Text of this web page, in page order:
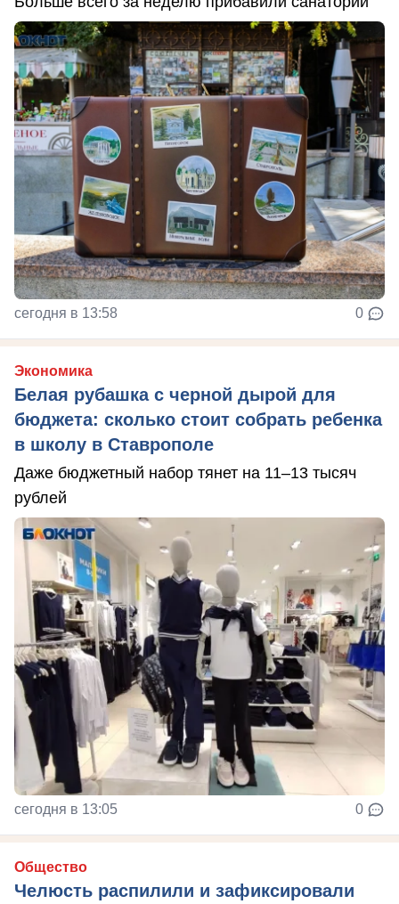
сегодня в 13:58 0
Экономика
Белая рубашка с черной дырой для
бюджета: сколько стоит собрать ребенка
в школу в Ставрополе
Даже бюджетный набор тянет на 11–13 тысяч
рублей
сегодня в 13:05 0
Общество
Челюсть распилили и зафиксировали